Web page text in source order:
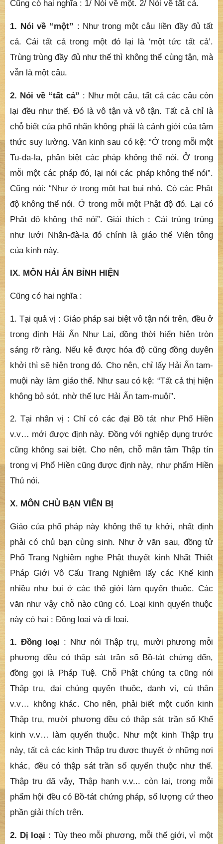
Cũng có hai nghĩa : 1/ Nói về một. 2/ Nói về tất cả.
1. Nói về “một” : Như trong một câu liền đầy đủ tất
cả. Cái tất cả trong một đó lại là ‘một tức tất cả’.
Trùng trùng đầy đủ như thế thì không thể cùng tận, mà
vẫn là một câu.
2. Nói về “tất cả” : Như một câu, tất cả các câu còn
lại đều như thế. Đó là vô tận và vô tận. Tất cả chỉ là
chỗ biết của phổ nhãn không phải là cảnh giới của tâm
thức suy lường. Văn kinh sau có kệ: “Ở trong mỗi một
Tu-da-la, phân biệt các pháp không thể nói. Ở trong
mỗi một các pháp đó, lại nói các pháp không thể nói”.
Cũng nói: “Như ở trong một hạt bụi nhỏ. Có các Phật
độ không thể nói. Ở trong mỗi một Phật độ đó. Lại có
Phật độ không thể nói”. Giải thích : Cái trùng trùng
như lưới Nhân-đà-la đó chính là giáo thể Viên tông
của kinh này.
IX. MÔN HẢI ẤN BỈNH HIỆN
Cũng có hai nghĩa :
1. Tại quả vị : Giáo pháp sai biệt vô tận nói trên, đều ở
trong định Hải Ấn Như Lai, đồng thời hiển hiện tròn
sáng rỡ ràng. Nếu kẻ được hóa độ cũng đồng duyên
khởi thì sẽ hiện trong đó. Cho nên, chỉ lấy Hải Ấn tam-
muội này làm giáo thể. Như sau có kệ: “Tất cả thị hiện
không bỏ sót, nhờ thế lực Hải Ấn tam-muội”.
2. Tại nhân vị : Chỉ có các đại Bồ tát như Phổ Hiền
v.v… mới được định này. Đồng với nghiệp dụng trước
cũng không sai biệt. Cho nên, chỗ mãn tâm Thập tín
trong vị Phổ Hiền cũng được định này, như phẩm Hiền
Thủ nói.
X. MÔN CHỦ BẠN VIÊN BỊ
Giáo của phổ pháp này không thể tự khởi, nhất định
phải có chủ bạn cùng sinh. Như ở văn sau, đồng tử
Phổ Trang Nghiêm nghe Phật thuyết kinh Nhất Thiết
Pháp Giới Vô Cấu Trang Nghiêm lấy các Khế kinh
nhiều như bụi ở các thế giới làm quyến thuộc. Các
văn như vậy chỗ nào cũng có. Loại kinh quyến thuộc
này có hai : Đồng loại và dị loại.
1. Đồng loại : Như nói Thập trụ, mười phương mỗi
phương đều có thập sát trần số Bồ-tát chứng đến,
đồng gọi là Pháp Tuệ. Chỗ Phật chúng ta cũng nói
Thập trụ, đại chúng quyến thuộc, danh vị, cú thân
v.v… không khác. Cho nên, phải biết một cuốn kinh
Thập trụ, mười phương đều có thập sát trần số Khế
kinh v.v… làm quyến thuộc. Như một kinh Thập trụ
này, tất cả các kinh Thập trụ được thuyết ở những nơi
khác, đều có thập sát trần số quyến thuộc như thế.
Thập trụ đã vậy, Thập hạnh v.v... còn lại, trong mỗi
phẩm hội đều có Bồ-tát chứng pháp, số lượng cứ theo
phần giải thích trên.
2. Dị loại : Tùy theo mỗi phương, mỗi thế giới, vì một